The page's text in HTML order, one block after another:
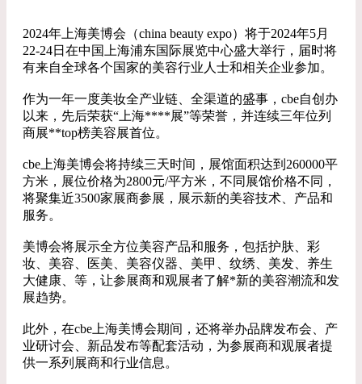
2024年上海美博会（china beauty expo）将于2024年5月
22-24日在中国上海浦东国际展览中心盛大举行，届时将
有来自全球各个国家的美容行业人士和相关企业参加。
作为一年一度美妆全产业链、全渠道的盛事，cbe自创办
以来，先后荣获“上海****展”等荣誉，并连续三年位列
商展**top榜美容展首位。
cbe上海美博会将持续三天时间，展馆面积达到260000平
方米，展位价格为2800元/平方米，不同展馆价格不同，
将聚集近3500家展商参展，展示新的美容技术、产品和
服务。
美博会将展示全方位美容产品和服务，包括护肤、彩
妆、美容、医美、美容仪器、美甲、纹绣、美发、养生
大健康、等，让参展商和观展者了解*新的美容潮流和发
展趋势。
此外，在cbe上海美博会期间，还将举办品牌发布会、产
业研讨会、新品发布等配套活动，为参展商和观展者提
供一系列展商和行业信息。